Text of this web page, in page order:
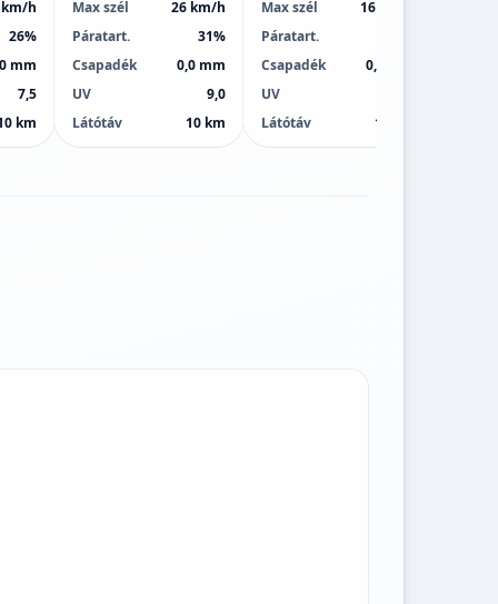
km/h
26%
mm
7,5
km
Max szél
26 km/h
Páratart.
31%
Csapadék
0,0 mm
UV
9,0
Látótáv
10 km
Max szél
16 km/h
Páratart.
Csapadék
0,0 mm
UV
Látótáv
10 km